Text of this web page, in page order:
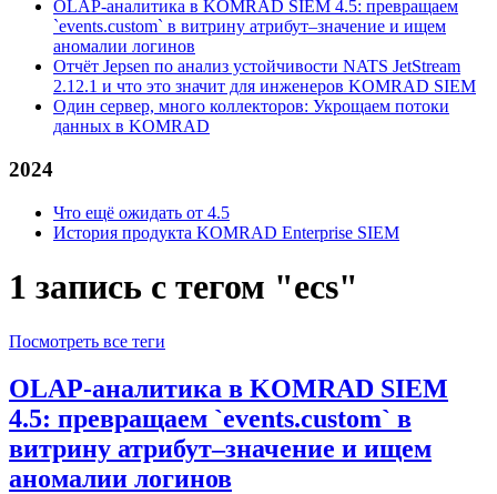
OLAP-аналитика в KOMRAD SIEM 4.5: превращаем
`events.custom` в витрину атрибут–значение и ищем
аномалии логинов
Отчёт Jepsen по анализ устойчивости NATS JetStream
2.12.1 и что это значит для инженеров KOMRAD SIEM
Один сервер, много коллекторов: Укрощаем потоки
данных в KOMRAD
2024
Что ещё ожидать от 4.5
История продукта KOMRAD Enterprise SIEM
1 запись с тегом "ecs"
Посмотреть все теги
OLAP-аналитика в KOMRAD SIEM
4.5: превращаем `events.custom` в
витрину атрибут–значение и ищем
аномалии логинов